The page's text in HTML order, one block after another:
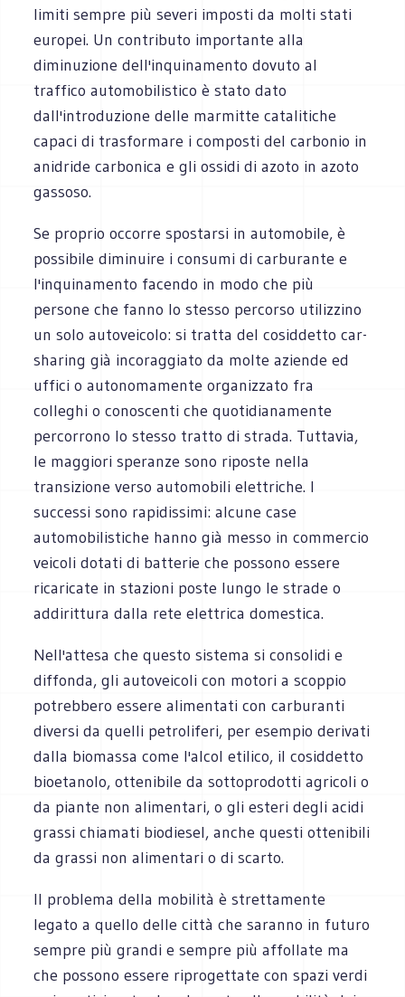
limiti sempre più severi imposti da molti stati
europei. Un contributo importante alla
diminuzione dell'inquinamento dovuto al
traffico automobilistico è stato dato
dall'introduzione delle marmitte catalitiche
capaci di trasformare i composti del carbonio in
anidride carbonica e gli ossidi di azoto in azoto
gassoso.
Se proprio occorre spostarsi in automobile, è
possibile diminuire i consumi di carburante e
l'inquinamento facendo in modo che più
persone che fanno lo stesso percorso utilizzino
un solo autoveicolo: si tratta del cosiddetto car-
sharing già incoraggiato da molte aziende ed
uffici o autonomamente organizzato fra
colleghi o conoscenti che quotidianamente
percorrono lo stesso tratto di strada. Tuttavia,
le maggiori speranze sono riposte nella
transizione verso automobili elettriche. I
successi sono rapidissimi: alcune case
automobilistiche hanno già messo in commercio
veicoli dotati di batterie che possono essere
ricaricate in stazioni poste lungo le strade o
addirittura dalla rete elettrica domestica.
Nell'attesa che questo sistema si consolidi e
diffonda, gli autoveicoli con motori a scoppio
potrebbero essere alimentati con carburanti
diversi da quelli petroliferi, per esempio derivati
dalla biomassa come l'alcol etilico, il cosiddetto
bioetanolo, ottenibile da sottoprodotti agricoli o
da piante non alimentari, o gli esteri degli acidi
grassi chiamati biodiesel, anche questi ottenibili
da grassi non alimentari o di scarto.
Il problema della mobilità è strettamente
legato a quello delle città che saranno in futuro
sempre più grandi e sempre più affollate ma
che possono essere riprogettate con spazi verdi